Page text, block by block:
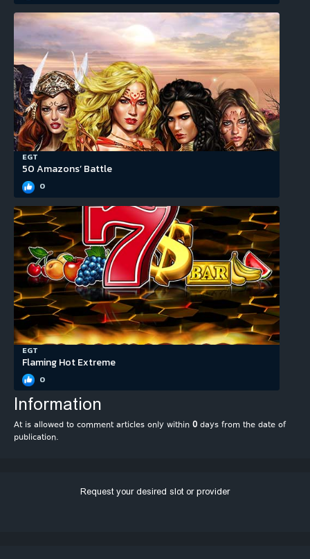
EGT
50 Amazons’ Battle
0
EGT
Flaming Hot Extreme
0
Information
At is allowed to comment articles only within 0 days from the date of
publication.
Request your desired slot or provider